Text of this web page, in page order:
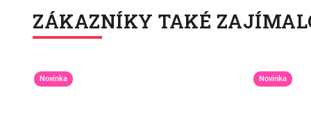
ZÁKAZNÍKY TAKÉ
Novinka Novinka